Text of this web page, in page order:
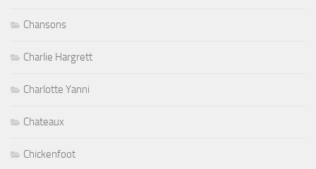
Chansons
Charlie Hargrett
Charlotte Yanni
Chateaux
Chickenfoot